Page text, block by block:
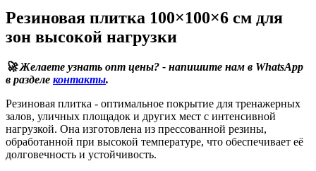
Резиновая плитка 100×100×6 см для
зон высокой нагрузки
🚀 Желаете узнать опт цены? - напишите нам в WhatsApp
в разделе контакты.
Резиновая плитка - оптимальное покрытие для тренажерных
залов, уличных площадок и других мест с интенсивной
нагрузкой. Она изготовлена из прессованной резины,
обработанной при высокой температуре, что обеспечивает её
долговечность и устойчивость.